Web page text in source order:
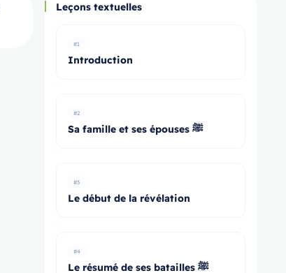
Leçons textuelles
#1
Introduction
#2
Sa famille et ses épouses ﷺ
#3
Le début de la révélation
#4
Le résumé de ses batailles ﷺ